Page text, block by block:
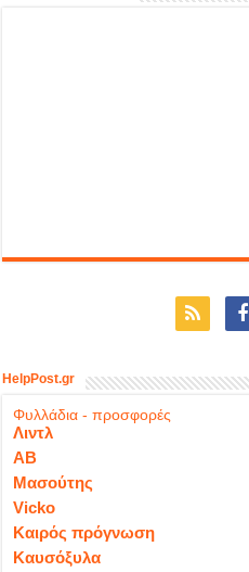
HelpPost.gr
Φυλλάδια - προσφορές
Λιντλ
ΑΒ
Μασούτης
Vicko
Καιρός πρόγνωση
Καυσόξυλα